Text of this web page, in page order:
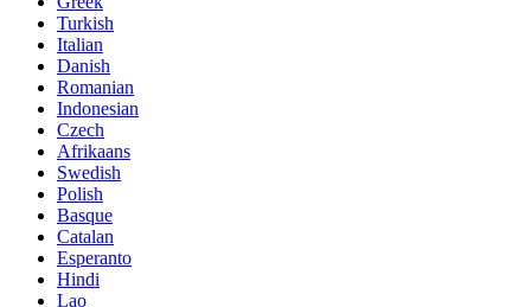
Turkish
Italian
Danish
Romanian
Indonesian
Czech
Afrikaans
Swedish
Polish
Basque
Catalan
Esperanto
Hindi
Lao